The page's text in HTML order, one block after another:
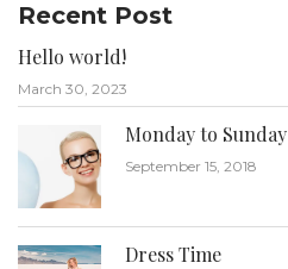
Recent Post
Hello world!
March 30, 2023
Monday to Sunday
September 15, 2018
Dress Time